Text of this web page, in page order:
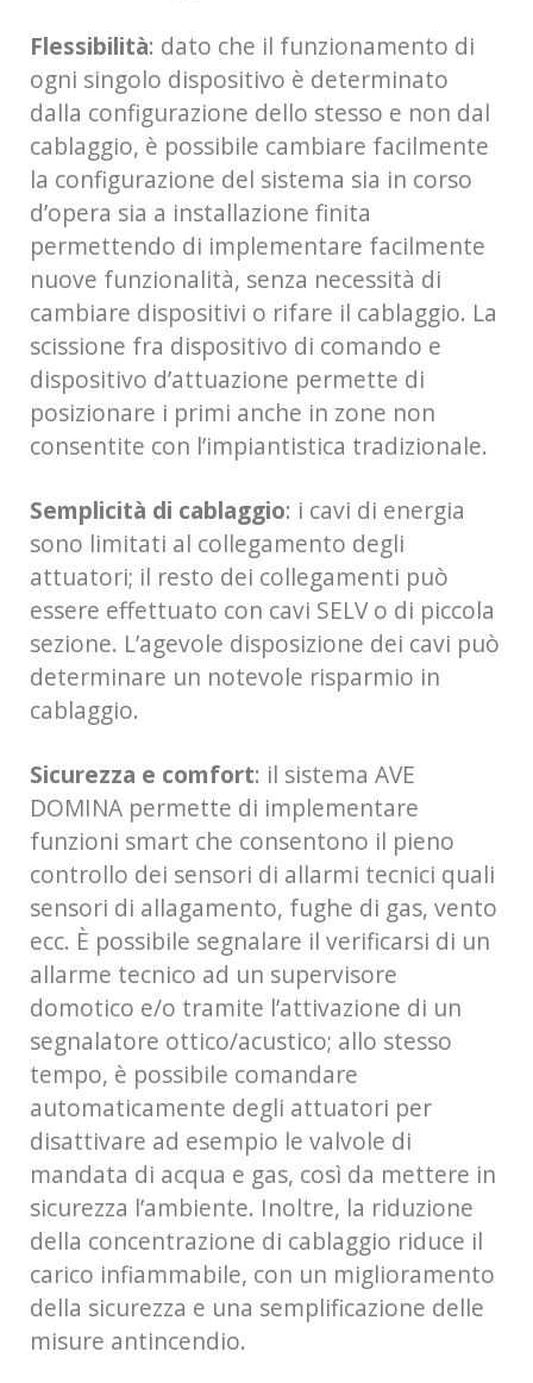
Flessibilità: dato che il funzionamento di
ogni singolo dispositivo è determinato
dalla configurazione dello stesso e non dal
cablaggio, è possibile cambiare facilmente
la configurazione del sistema sia in corso
d’opera sia a installazione finita
permettendo di implementare facilmente
nuove funzionalità, senza necessità di
cambiare dispositivi o rifare il cablaggio. La
scissione fra dispositivo di comando e
dispositivo d’attuazione permette di
posizionare i primi anche in zone non
consentite con l’impiantistica tradizionale.
Semplicità di cablaggio: i cavi di energia
sono limitati al collegamento degli
attuatori; il resto dei collegamenti può
essere effettuato con cavi SELV o di piccola
sezione. L’agevole disposizione dei cavi può
determinare un notevole risparmio in
cablaggio.
Sicurezza e comfort: il sistema AVE
DOMINA permette di implementare
funzioni smart che consentono il pieno
controllo dei sensori di allarmi tecnici quali
sensori di allagamento, fughe di gas, vento
ecc. È possibile segnalare il verificarsi di un
allarme tecnico ad un supervisore
domotico e/o tramite l’attivazione di un
segnalatore ottico/acustico; allo stesso
tempo, è possibile comandare
automaticamente degli attuatori per
disattivare ad esempio le valvole di
mandata di acqua e gas, così da mettere in
sicurezza l’ambiente. Inoltre, la riduzione
della concentrazione di cablaggio riduce il
carico infiammabile, con un miglioramento
della sicurezza e una semplificazione delle
misure antincendio.